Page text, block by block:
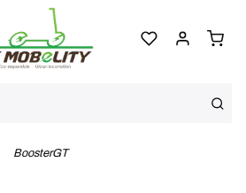
BoosterGT